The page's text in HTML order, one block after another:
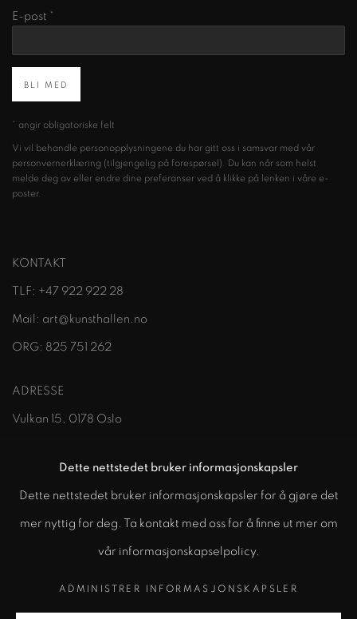
E-post *
BLI MED
* angir obligatoriske felt
Vi vil behandle personopplysningene du har gitt oss i samsvar med vår
personvernerklæring (tilgjengelig på forespørsel). Du kan når som helst
melde deg av eller endre dine preferanser ved å klikke på lenken i våre e-
poster.
KONTAKT
TLF: +47 922 922 28
Mail: art@kunsthallen.no
ORG: 825 751 262
ADRESSE
Vulkan 15 , 0178 Oslo
ÅPNINGSTIDER (Under utstillinger)
Onsdag – Fredag: 14:00 - 18:00
Lørdag - Søndag: 12:00 - 18:00
Dette nettstedet bruker informasjonskapsler
Dette nettstedet bruker informasjonskapsler for å gjøre det
mer nyttig for deg. Ta kontakt med oss for å finne ut mer om
vår informasjonskapselpolicy.
ADMINISTRER INFORMASJONSKAPSLER